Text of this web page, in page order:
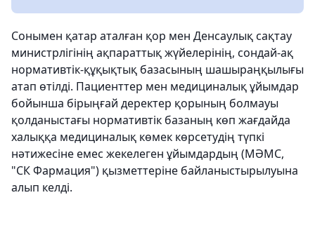
Сонымен қатар аталған қор мен Денсаулық сақтау
министрлігінің ақпараттық жүйелерінің, сондай-ақ
нормативтік-құқықтық базасының шашыраңқылығы
атап өтілді. Пациенттер мен медициналық ұйымдар
бойынша бірыңғай деректер қорының болмауы
қолданыстағы нормативтік базаның көп жағдайда
халыққа медициналық көмек көрсетудің түпкі
нәтижесіне емес жекелеген ұйымдардың (МӘМС,
"СК Фармация") қызметтеріне байланыстырылуына
алып келді.